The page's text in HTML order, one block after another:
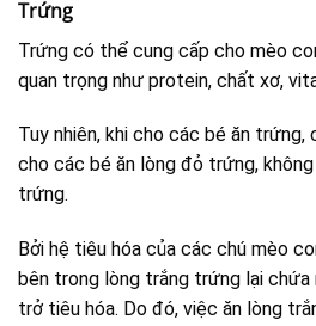
Trứng
Trứng có thể cung cấp cho mèo
quan trọng như protein, chất xơ,
Tuy nhiên, khi cho các bé ăn trứng,
cho các bé ăn lòng đỏ trứng,
trứng.
Bởi hệ tiêu hóa của các chú mèo
bên trong lòng trắng trứng lại chứa
trở tiêu hóa. Do đó, việc ăn lòng